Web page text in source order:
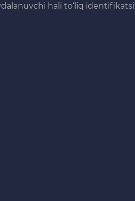
hali to‘liq